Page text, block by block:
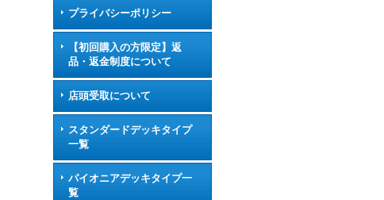
プライバシーポリシー
【初回購入の方限定】返
品・返金制度について
店頭受取について
スタンダードデッキタイプ
一覧
パイオニアデッキタイプ一
覧